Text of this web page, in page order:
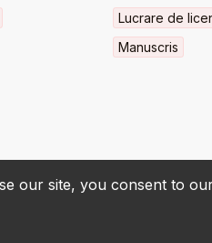
our site, you consent to
Lucrare de
Manuscris